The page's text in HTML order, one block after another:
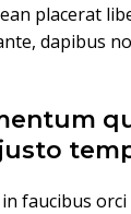
placerat
dapibus
faucibus